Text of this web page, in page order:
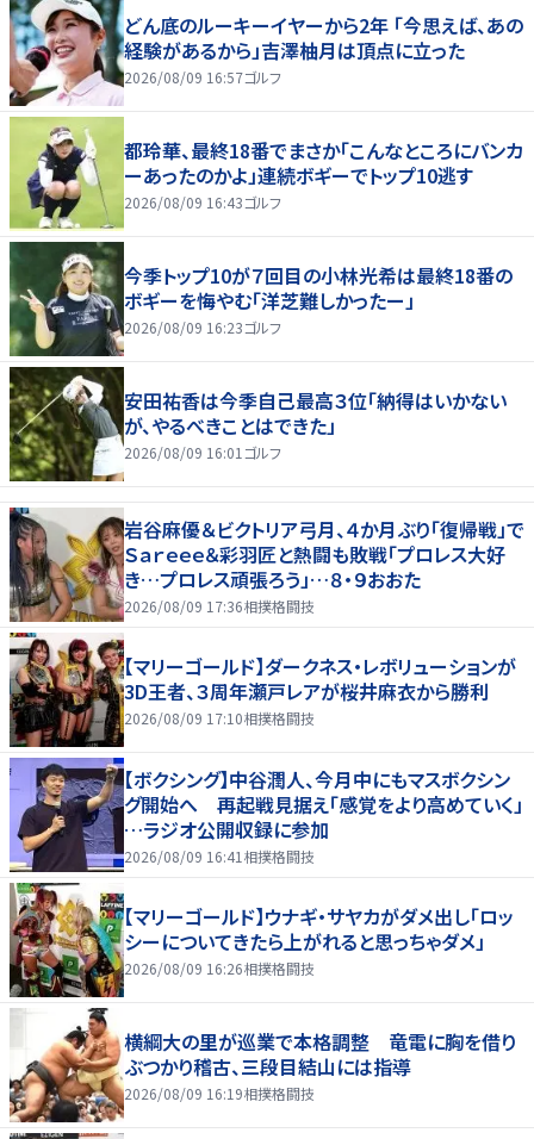
どん底のルーキーイヤーから2年 「今思えば、あの
経験があるから」吉澤柚月は頂点に立った
2026/08/09 16:57ゴルフ
都玲華、最終18番でまさか「こんなところにバンカ
ーあったのかよ」連続ボギーでトップ10逃す
2026/08/09 16:43ゴルフ
今季トップ10が７回目の小林光希は最終18番の
ボギーを悔やむ「洋芝難しかったー」
2026/08/09 16:23ゴルフ
安田祐香は今季自己最高３位「納得はいかない
が、やるべきことはできた」
2026/08/09 16:01 ゴルフ
岩谷麻優＆ビクトリア弓月、４か月ぶり「復帰戦」で
Ｓａｒｅｅｅ＆彩羽匠と熱闘も敗戦「プロレス大好
き…プロレス頑張ろう」…８・９おおた
2026/08/09 17:36相撲格闘技
【マリーゴールド】ダークネス・レボリューションが
3D王者、３周年瀬戸レアが桜井麻衣から勝利
2026/08/09 17:10相撲格闘技
【ボクシング】中谷潤人、今月中にもマスボクシン
グ開始へ 再起戦見据え「感覚をより高めていく」
…ラジオ公開収録に参加
2026/08/09 16:41 相撲格闘技
【マリーゴールド】ウナギ・サヤカがダメ出し「ロッ
シーについてきたら上がれると思っちゃダメ」
2026/08/09 16:26相撲格闘技
横綱大の里が巡業で本格調整 竜電に胸を借り
ぶつかり稽古、三段目結山には指導
2026/08/09 16:19相撲格闘技